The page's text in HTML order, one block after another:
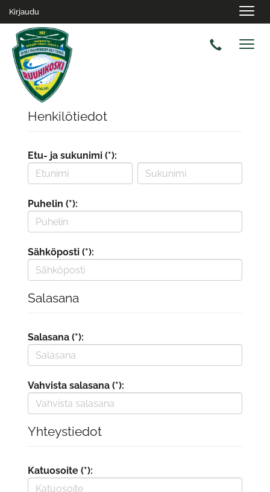
Kirjaudu
Henkilötiedot
Etu- ja sukunimi (*):
Puhelin (*):
Sähköposti (*):
Salasana
Salasana (*):
Vahvista salasana (*):
Yhteystiedot
Katuosoite (*):